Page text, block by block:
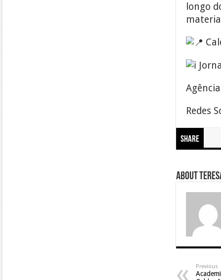
longo
Redes
Share
About
Previous